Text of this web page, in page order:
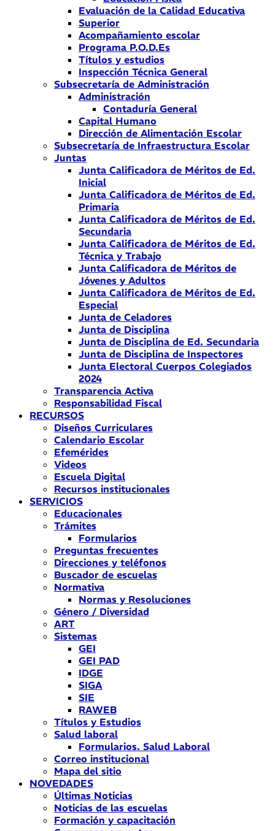
Evaluación de la Calidad Educativa
Superior
Acompañamiento escolar
Programa P.O.D.Es
Títulos y estudios
Inspección Técnica General
Subsecretaría de Administración
Administración
Contaduría General
Capital Humano
Dirección de Alimentación Escolar
Subsecretaría de Infraestructura Escolar
Juntas
Junta Calificadora de Méritos de Ed.
Inicial
Junta Calificadora de Méritos de Ed.
Primaria
Junta Calificadora de Méritos de Ed.
Secundaria
Junta Calificadora de Méritos de Ed.
Técnica y Trabajo
Junta Calificadora de Méritos de
Jóvenes y Adultos
Junta Calificadora de Méritos de Ed.
Especial
Junta de Celadores
Junta de Disciplina
Junta de Disciplina de Ed. Secundaria
Junta de Disciplina de Inspectores
Junta Electoral Cuerpos Colegiados
2024
Transparencia Activa
Responsabilidad Fiscal
RECURSOS
Diseños Curriculares
Calendario Escolar
Efemérides
Videos
Escuela Digital
Recursos institucionales
SERVICIOS
Educacionales
Trámites
Formularios
Preguntas frecuentes
Direcciones y teléfonos
Buscador de escuelas
Normativa
Normas y Resoluciones
Género / Diversidad
ART
Sistemas
GEI
GEI PAD
IDGE
SIGA
SIE
RAWEB
Títulos y Estudios
Salud laboral
Formularios. Salud Laboral
Correo institucional
Mapa del sitio
NOVEDADES
Últimas Noticias
Noticias de las escuelas
Formación y capacitación